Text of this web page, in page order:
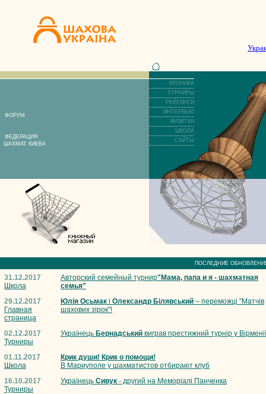
ФОРУМ
ФЕДЕРАЦИЯ
ШАХМАТ КИЕВА
ХРОНИКА
ТУРНИРЫ
РЕЙТИНГИ
ИНТЕРВЬЮ
ВИЗИТКИ
ШКОЛА
САЙТЫ
ПОСЛЕДНИЕ
31.12.2017
Школа
Авторский семейный турнир"Мама, папа и я - шахматная
семья"
29.12.2017
Главная
страница
Юлія Осьмак і Олександр Білявський – переможці "Матчів
шахових зірок"!
02.12.2017
Турниры
Українець Бернадський виграв престижний турнір у Вірменії
01.11.2017
Школа
Крик души! Крик о помощи!
В Мариуполе у шахматистов отбирают клуб
16.10.2017
Турниры
Українець Сивук - другий на Меморіалі Панченка